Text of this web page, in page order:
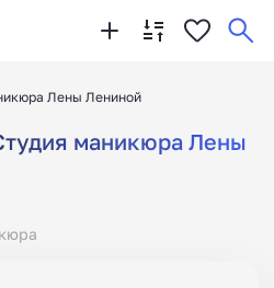
Лены Лениной
маникюра Лены